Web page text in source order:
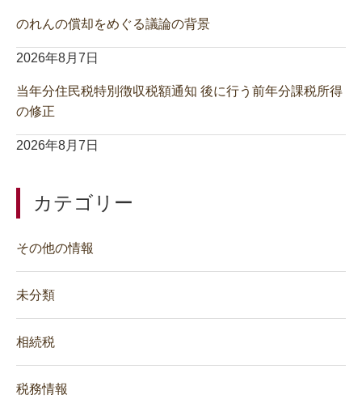
のれんの償却をめぐる議論の背景
2026年8月7日
当年分住民税特別徴収税額通知 後に行う前年分課税所得
の修正
2026年8月7日
カテゴリー
その他の情報
未分類
相続税
税務情報